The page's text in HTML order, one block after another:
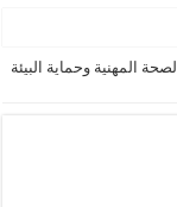
مشروع مشتقات الميثانول
المهنية وحماية البيئة